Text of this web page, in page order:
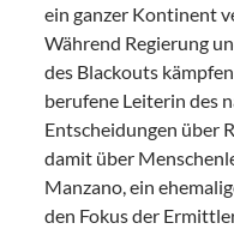
ein ganzer Kontinent
Während Regierung
des Blackouts
berufene Leiterin des
Entscheidungen über
damit über
Manzano, ein
den Fokus der